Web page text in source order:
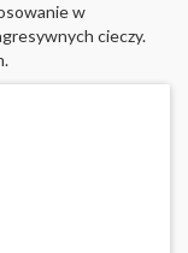
w
cieczy.